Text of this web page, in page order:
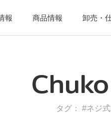
報 商品情報 卸売・
タグ： #ネジ